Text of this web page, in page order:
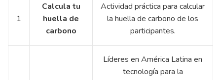
1
Calcula tu
huella de
carbono
Actividad práctica para calcular
la huella de carbono de los
participantes.
Líderes en América Latina en
tecnología para la